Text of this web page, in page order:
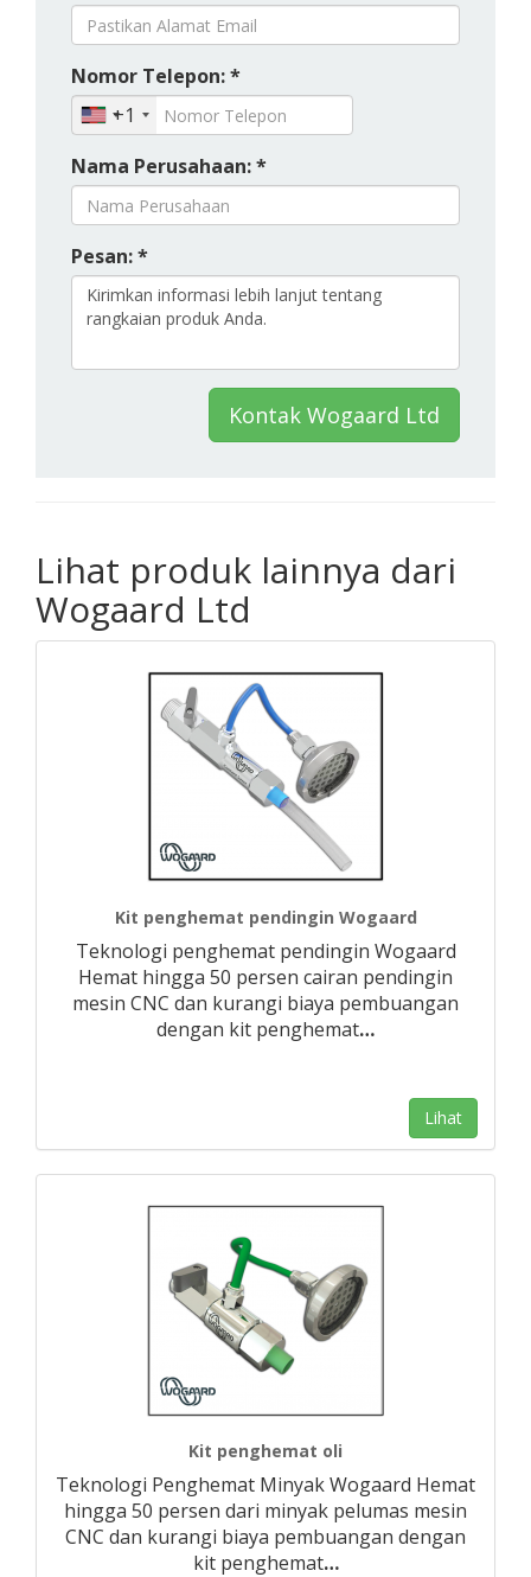
Nomor Telepon: *
+1
Nama Perusahaan: *
Pesan: *
Kontak Wogaard Ltd
Lihat produk lainnya dari
Wogaard Ltd
Kit penghemat pendingin Wogaard
Teknologi penghemat pendingin Wogaard
Hemat hingga 50 persen cairan pendingin
mesin CNC dan kurangi biaya pembuangan
dengan kit penghemat…
Lihat
Kit penghemat oli
Teknologi Penghemat Minyak Wogaard Hemat
hingga 50 persen dari minyak pelumas mesin
CNC dan kurangi biaya pembuangan dengan
kit penghemat…